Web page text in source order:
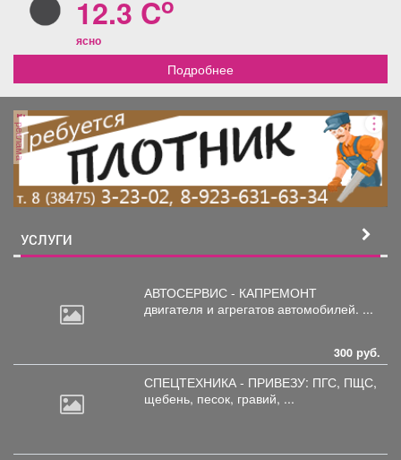
12.3 C
ясно
Подробнее
реклама
УСЛУГИ
АВТОСЕРВИС - КАПРЕМОНТ
двигателя и агрегатов автомобилей. ...
300 руб.
СПЕЦТЕХНИКА - ПРИВЕЗУ: ПГС, ПЩС,
щебень, песок, гравий, ...